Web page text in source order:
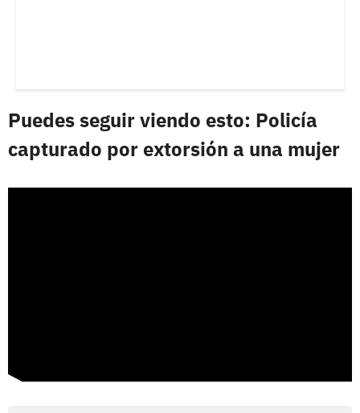
Puedes seguir viendo esto: Policía
capturado por extorsión a una mujer